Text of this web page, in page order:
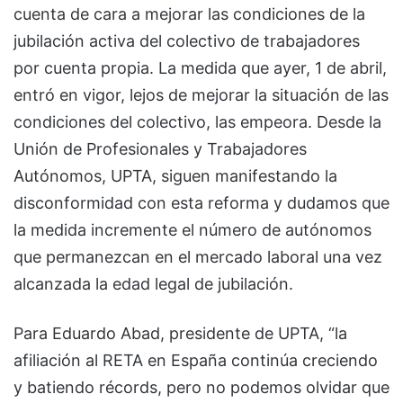
cuenta de cara a mejorar las condiciones de la
jubilación activa del colectivo de trabajadores
por cuenta propia. La medida que ayer, 1 de abril,
entró en vigor, lejos de mejorar la situación de las
condiciones del colectivo, las empeora. Desde la
Unión de Profesionales y Trabajadores
Autónomos, UPTA, siguen manifestando la
disconformidad con esta reforma y dudamos que
la medida incremente el número de autónomos
que permanezcan en el mercado laboral una vez
alcanzada la edad legal de jubilación.
Para Eduardo Abad, presidente de UPTA, “la
afiliación al RETA en España continúa creciendo
y batiendo récords, pero no podemos olvidar que